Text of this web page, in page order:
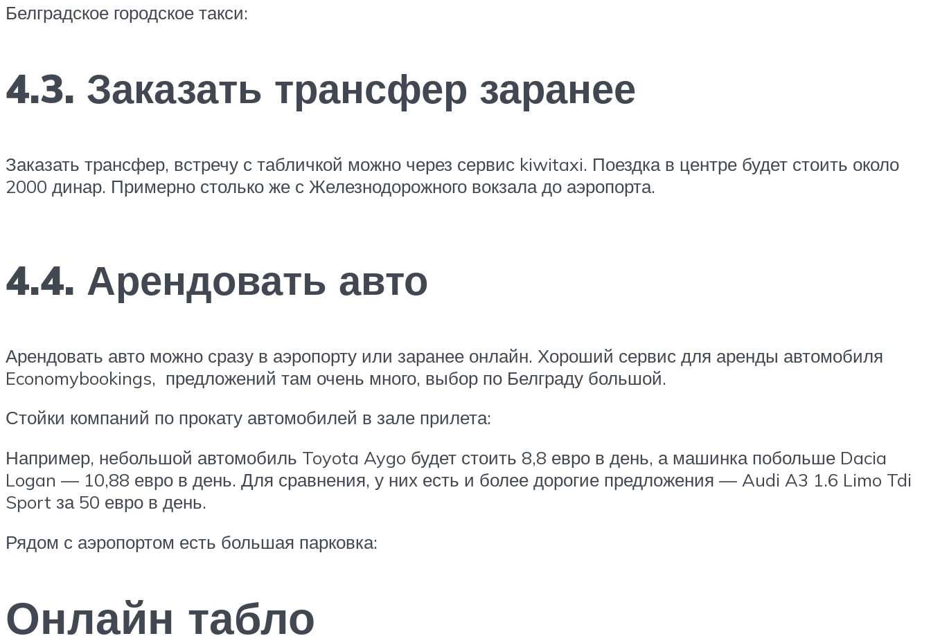
Белградское городское такси:
4.3. Заказать трансфер заранее
Заказать трансфер, встречу с табличкой можно через сервис kiwitaxi. Поездка в центре будет стоить около
2000 динар. Примерно столько же с Железнодорожного вокзала до аэропорта.
4.4. Арендовать авто
Арендовать авто можно сразу в аэропорту или заранее онлайн. Хороший сервис для аренды автомобиля
Economybookings, предложений там очень много, выбор по Белграду большой.
Стойки компаний по прокату автомобилей в зале прилета:
Например, небольшой автомобиль Toyota Aygo будет стоить 8,8 евро в день, а машинка побольше Dacia
Logan — 10,88 евро в день. Для сравнения, у них есть и более дорогие предложения — Audi A3 1.6 Limo Tdi
Sport за 50 евро в день.
Рядом с аэропортом есть большая парковка:
Онлайн табло